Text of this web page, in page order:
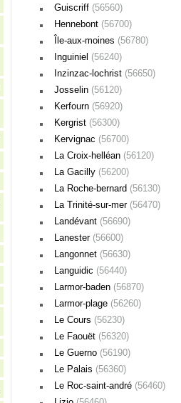
Guiscriff (56560)
Hennebont (56700)
Île-aux-moines (56780)
Inguiniel (56240)
Inzinzac-lochrist (56650)
Josselin (56120)
Kerfourn (56920)
Kergrist (56300)
Kervignac (56700)
La Croix-helléan (56120)
La Gacilly (56200)
La Roche-bernard (56130)
La Trinité-sur-mer (56470)
Landévant (56690)
Lanester (56600)
Langonnet (56630)
Languidic (56440)
Larmor-baden (56870)
Larmor-plage (56260)
Le Cours (56230)
Le Faouët (56320)
Le Guerno (56190)
Le Palais (56360)
Le Roc-saint-andré (56460)